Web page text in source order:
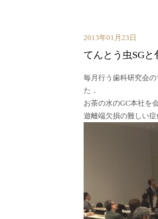
2013年01月23日
てんとう虫SG
毎月行う歯科研究会
た．
お茶の水のGC本社を
遊離端欠損の難しい